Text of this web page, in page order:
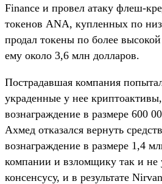
Finance и провел атаку флеш-
токенов ANA, купленных по
продал токены по более
ему около 3,6 млн долларов.
Пострадавшая компания
украденные у нее
вознаграждение в размере 600
Ахмед отказался вернуть
вознаграждение в размере 1,4
компании и взломщику так и не
консенсусу, и в результате